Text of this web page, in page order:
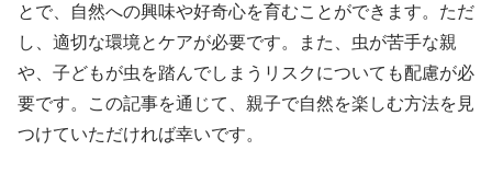
とで、自然への興味や好奇心を育むことができます。ただ
し、適切な環境とケアが必要です。また、虫が苦手な親
や、子どもが虫を踏んでしまうリスクについても配慮が必
要です。この記事を通じて、親子で自然を楽しむ方法を見
つけていただければ幸いです。